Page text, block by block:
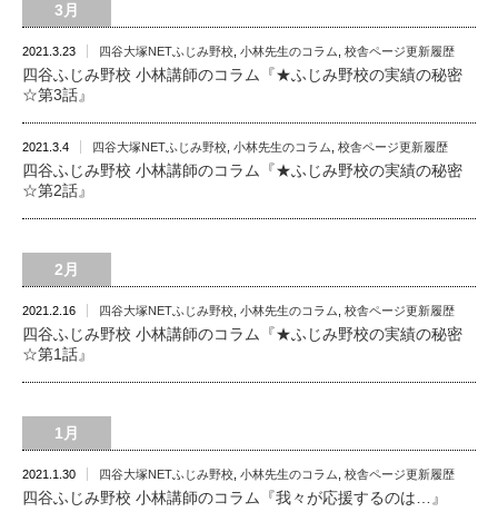
3月
2021.3.23 四谷大塚NETふじみ野校 小林先生のコラム 校舎ページ更新履歴
四谷ふじみ野校 小林講師のコラム『★ふじみ野校の実績の秘密
☆第3話』
2021.3.4 四谷大塚NETふじみ野校 小林先生のコラム 校舎ページ更新履歴
四谷ふじみ野校 小林講師のコラム『★ふじみ野校の実績の秘密
☆第2話』
2月
2021.2.16 四谷大塚NETふじみ野校 小林先生のコラム 校舎ページ更新履歴
四谷ふじみ野校 小林講師のコラム『★ふじみ野校の実績の秘密
☆第1話』
1月
2021.1.30 四谷大塚NETふじみ野校 小林先生のコラム 校舎ページ更新履歴
四谷ふじみ野校 小林講師のコラム『我々が応援するのは…』